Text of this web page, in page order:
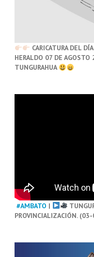
CARICATURA DEL
HERALDO 07 DE AGOSTO
TUNGURAHUA
#AMBATO |
PROVINCIALIZACIÓN.